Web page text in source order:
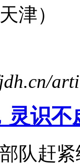
天津）
灵识不
队赶